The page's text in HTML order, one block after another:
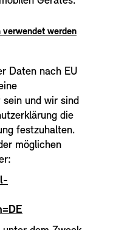
verwendet werden
Daten nach EU
und wir sind
die
festzuhalten.
möglichen